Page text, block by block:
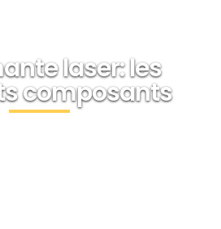
laser: les
composants